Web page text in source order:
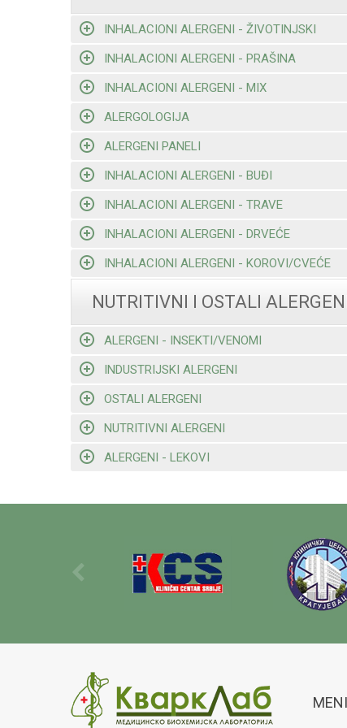
INHALACIONI ALERGENI - ŽIVOTINJSKI
INHALACIONI ALERGENI - PRAŠINA
INHALACIONI ALERGENI - MIX
ALERGOLOGIJA
ALERGENI PANELI
INHALACIONI ALERGENI - BUĐI
INHALACIONI ALERGENI - TRAVE
INHALACIONI ALERGENI - DRVEĆE
INHALACIONI ALERGENI - KOROVI/CVEĆE
NUTRITIVNI I OSTALI ALERGENI
ALERGENI - INSEKTI/VENOMI
INDUSTRIJSKI ALERGENI
OSTALI ALERGENI
NUTRITIVNI ALERGENI
ALERGENI - LEKOVI
MENI